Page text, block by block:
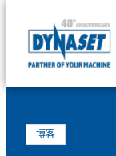
content
DYNASET
博客